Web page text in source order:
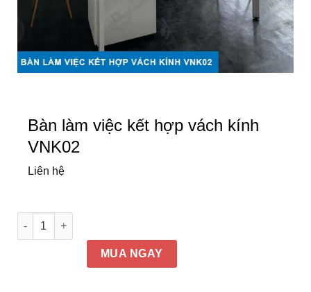
Bàn làm việc kết hợp vách kính
VNK02
Liên hệ
Bàn làm việc kết hợp vách kính VNK02 số lượng
MUA NGAY